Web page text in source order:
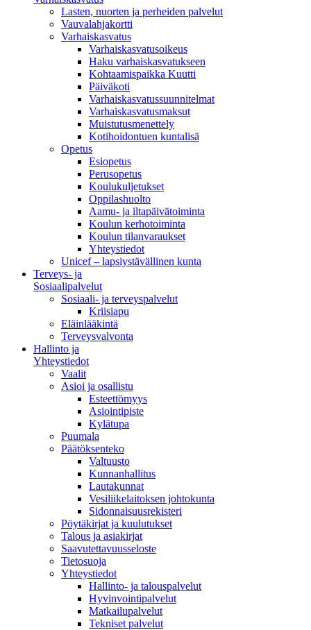
Lasten, nuorten ja perheiden palvelut
Vauvalahjakortti
Varhaiskasvatus
Varhaiskasvatusoikeus
Haku varhaiskasvatukseen
Kohtaamispaikka Kuutti
Päiväkoti
Varhaiskasvatussuunnitelmat
Varhaiskasvatusmaksut
Muistutusmenettely
Kotihoidontuen kuntalisä
Opetus
Esiopetus
Perusopetus
Koulukuljetukset
Oppilashuolto
Aamu- ja iltapäivätoiminta
Koulun kerhotoiminta
Koulun tilanvaraukset
Yhteystiedot
Unicef – lapsiystävällinen kunta
Terveys- ja
Sosiaalipalvelut
Sosiaali- ja terveyspalvelut
Kriisiapu
Eläinlääkintä
Terveysvalvonta
Hallinto ja
Yhteystiedot
Vaalit
Asioi ja osallistu
Esteettömyys
Asiointipiste
Kylätupa
Puumala
Päätöksenteko
Valtuusto
Kunnanhallitus
Lautakunnat
Vesiliikelaitoksen johtokunta
Sidonnaisuusrekisteri
Pöytäkirjat ja kuulutukset
Talous ja asiakirjat
Saavutettavuusseloste
Tietosuoja
Yhteystiedot
Hallinto- ja talouspalvelut
Hyvinvointipalvelut
Matkailupalvelut
Tekniset palvelut